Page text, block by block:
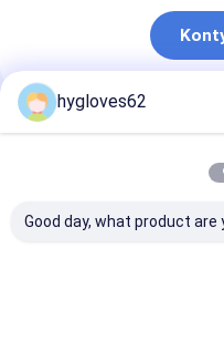
Polecane Produkty
hygloves62
Good day, what product are